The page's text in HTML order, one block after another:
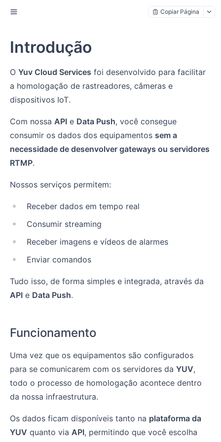
Copiar Página
Introdução
O Yuv Cloud Services foi desenvolvido para facilitar
a homologação de rastreadores, câmeras e
dispositivos IoT.
Com nossa API e Data Push, você consegue
consumir os dados dos equipamentos sem a
necessidade de desenvolver gateways ou servidores
RTMP.
Nossos serviços permitem:
Receber dados em tempo real
Consumir streaming
Receber imagens e vídeos de alarmes
Enviar comandos
Tudo isso, de forma simples e integrada, através da
API e Data Push.
Funcionamento
Uma vez que os equipamentos são configurados
para se comunicarem com os servidores da YUV,
todo o processo de homologação acontece dentro
da nossa infraestrutura.
Os dados ficam disponíveis tanto na plataforma da
YUV quanto via API, permitindo que você escolha